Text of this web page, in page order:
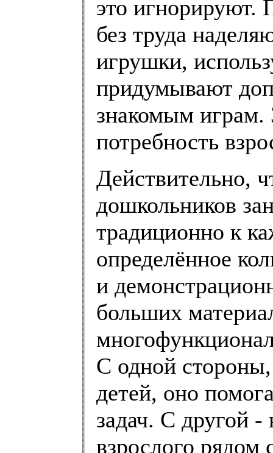
это
без труда
игрушки,
придумывают
знакомым играм.
потребность
Действительно,
дошкольников
традиционно к
определённое
и
больших
С одной
детей, оно
задач. С другой -
взрослого рядом